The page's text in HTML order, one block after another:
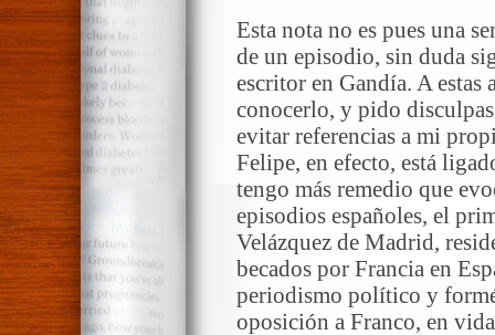
Esta nota no es pues una
de un episodio, sin duda
escritor en Gandía. A
conocerlo, y pido
evitar referencias a mi
Felipe, en efecto, está
tengo más remedio que
episodios españoles, el
Velázquez de Madrid,
becados por Francia en
periodismo político y
oposición a Franco, en